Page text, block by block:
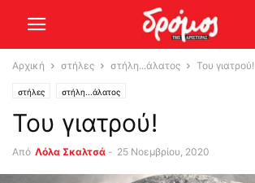
Αρχική στήλες στήλη...άλατος Του γιατρού!
στήλες στήλη...άλατος
Του γιατρού!
Από Λόλα Σκαλτσά - 25 Νοεμβρίου, 2020